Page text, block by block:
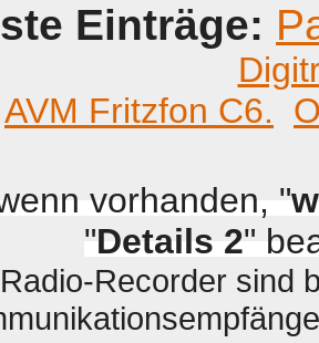
Einträge:
AVM Fritzfon C6.
vorhanden, "
"Details 2"
Radio-Recorder sind